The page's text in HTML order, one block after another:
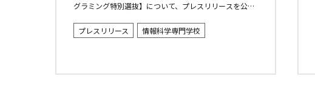
グラミング特別選抜】について、プレスリリースを公開
に評価しきれなか...
プレスリリース 情報科学専門学校